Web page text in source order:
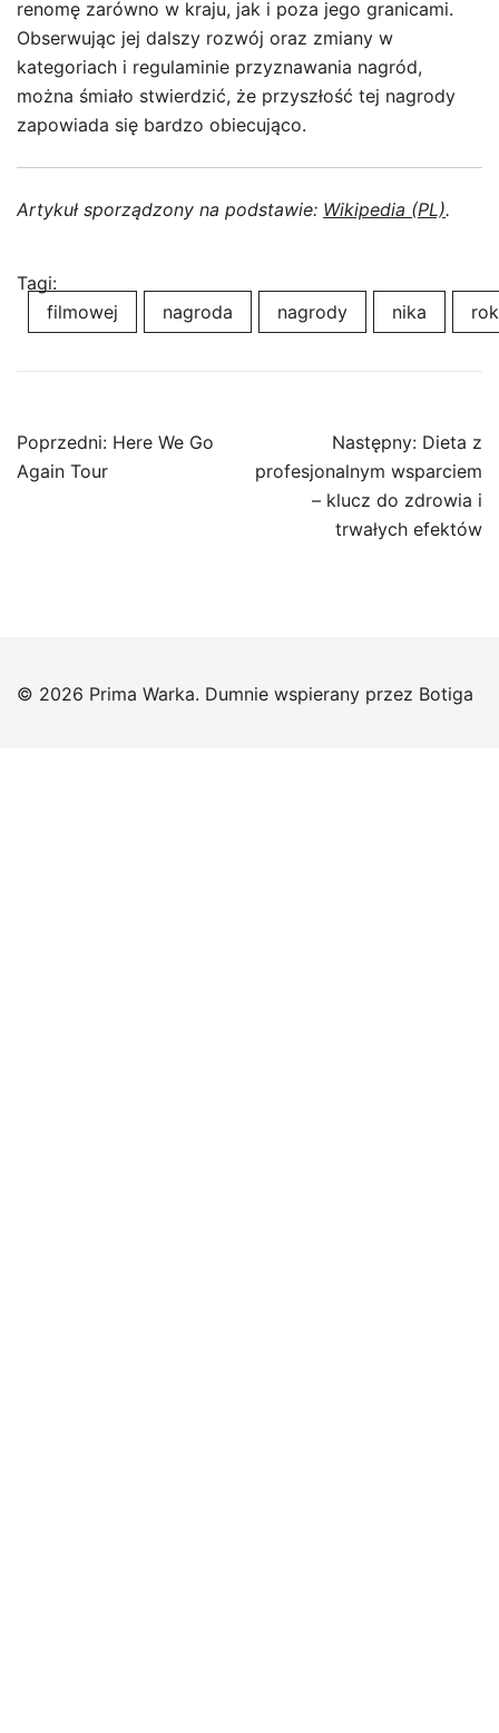
renomę zarówno w kraju, jak i poza jego granicami.
Obserwując jej dalszy rozwój oraz zmiany w
kategoriach i regulaminie przyznawania nagród,
można śmiało stwierdzić, że przyszłość tej nagrody
zapowiada się bardzo obiecująco.
Artykuł sporządzony na podstawie: Wikipedia (PL).
Tagi:
filmowej
nagroda nagrody nika
Nawigacja
wpisu
Poprzedni: Here We Go
Again Tour
Następny: Dieta z
profesjonalnym wsparciem
– klucz do zdrowia i
trwałych efektów
© 2026 Prima Warka. Dumnie wspierany przez Botiga